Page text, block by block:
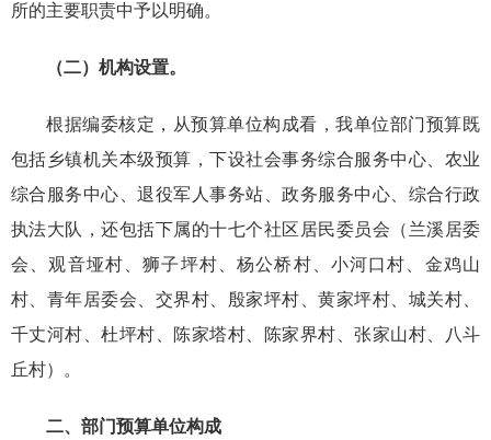
所的主要职责中予以明确。
（二）机构设置。
根据编委核定，从预算单位构成看，我单位部门预算既
包括乡镇机关本级预算，下设社会事务综合服务中心、农业
综合服务中心、退役军人事务站、政务服务中心、综合行政
执法大队，还包括下属的十七个社区居民委员会（兰溪居委
会、观音垭村、狮子坪村、杨公桥村、小河口村、金鸡山
村、青年居委会、交界村、殷家坪村、黄家坪村、城关村、
千丈河村、杜坪村、陈家塔村、陈家界村、张家山村、八斗
丘村）。
二、部门预算单位构成